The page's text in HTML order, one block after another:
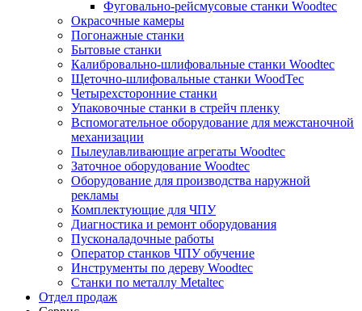
Фуговально-рейсмусовые станки Woodtec
Окрасочные камеры
Погонажные станки
Бытовые станки
Калибровально-шлифовальные станки Woodtec
Щеточно-шлифовальные станки WoodTec
Четырехсторонние станки
Упаковочные станки в стрейч пленку
Вспомогательное оборудование для межстаночной
механизации
Пылеулавливающие агрегаты Woodtec
Заточное оборудование Woodtec
Оборудование для производства наружной
рекламы
Комплектующие для ЧПУ
Диагностика и ремонт оборудования
Пусконаладочные работы
Оператор станков ЧПУ обучение
Инструменты по дереву Woodtec
Станки по металлу Metaltec
Отдел продаж